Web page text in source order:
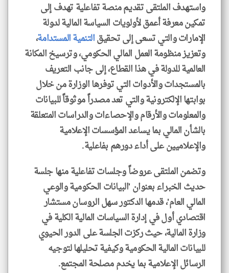
واستهدف الملتقى تقديم منصة تفاعلية تهدف إلى
تمكين معرفة أعمق لأولويات السياسة المالية لدولة
الإمارات والتي تسعى إلى تحقيقالتنمية المستدامة،
وتعزيز منظومة العمل المالي الحكومي، وترسيخ المكانة
العالمية للدولة في هذا القطاع، إلى جانب التعريف
بالمستجدات والأدوات التي توفرها الوزارة من خلال
بوابتها الإلكترونية والتي تعد مصدراً موثوقاً للبيانات
والمعلومات والأرقام والإحصاءات والدراسات المتعلقة
بالشأن المالي بما يساعد المؤسسات الإعلامية
والإعلاميين على أداء دورهم بفاعلية.
وتضمن الملتقى عروضاً وجلسات تفاعلية منها جلسة
حديث الخبراء بعنوان 'البيانات الحكومية والوعي
المالي العام'، قدمها الدكتور سهل الروسان مستشار
اقتصادي أول في إدارة السياسات المالية الكلية في
وزارة المالية، حيث ركزت الجلسة على الدور الحيوي
للبيانات المالية الحكومية وكيفية تحليلها لتوجيه
الرسائل الإعلامية بما يخدم مصلحة المجتمع.